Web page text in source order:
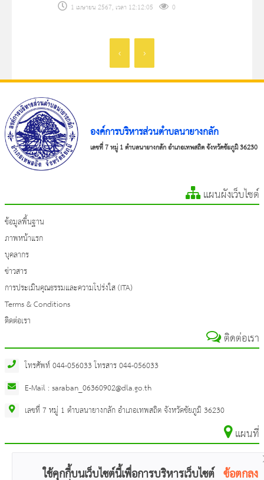
1 เมษายน 2567, เวลา 12:12:05 0
‹ ›
องค์การบริหารส่วนตำบลนายางกลัก
เลขที่ 7 หมู่ 1 ตำบลนายางกลัก อำเภอเทพสถิต จังหวัดชัยภูมิ 36230
แผนผังเว็บไซต์
ข้อมูลพื้นฐาน
ภาพหน้าแรก
บุคลากร
ข่าวสาร
การประเมินคุณธรรมและความโปร่งใส (ITA)
Terms & Conditions
ติดต่อเรา
ติดต่อเรา
โทรศัพท์ 044-056033 โทรสาร 044-056033
E-Mail : saraban_06360902@dla.go.th
เลขที่ 7 หมู่ 1 ตำบลนายางกลัก อำเภอเทพสถิต จังหวัดชัยภูมิ 36230
แผนที่
ใช้คุกกี้บนเว็บไซต์นี้เพื่อการบริหารเว็บไซต์ ข้อตกลง